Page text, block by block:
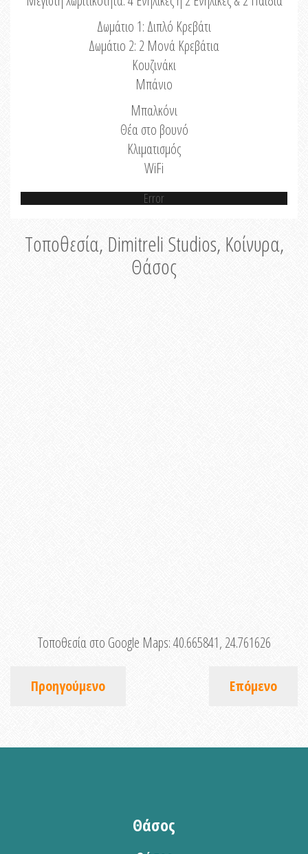
Δωμάτιο 1: Διπλό Κρεβάτι
Δωμάτιο 2: 2 Μονά Κρεβάτια
Κουζινάκι
Μπάνιο
Μπαλκόνι
Θέα στο βουνό
Κλιματισμός
WiFi
Error
Τοποθεσία, Dimitreli Studios, Κοίνυρα,
Θάσος
Τοποθεσία στο Google Maps:40.665841, 24.761626
Προηγούμενο Επόμενο
Θάσος